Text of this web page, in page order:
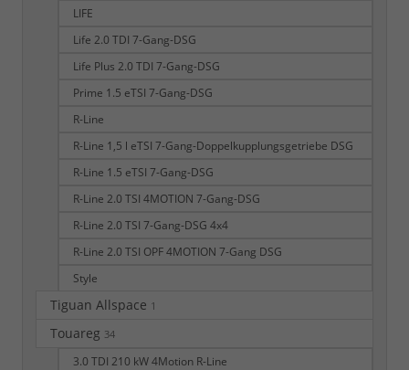
LIFE
Life 2.0 TDI 7-Gang-DSG
Life Plus 2.0 TDI 7-Gang-DSG
Prime 1.5 eTSI 7-Gang-DSG
R-Line
R-Line 1,5 l eTSI 7-Gang-Doppelkupplungsgetriebe DSG
R-Line 1.5 eTSI 7-Gang-DSG
R-Line 2.0 TSI 4MOTION 7-Gang-DSG
R-Line 2.0 TSI 7-Gang-DSG 4x4
R-Line 2.0 TSI OPF 4MOTION 7-Gang DSG
Style
Tiguan Allspace 1
Touareg 34
3.0 TDI 210 kW 4Motion R-Line